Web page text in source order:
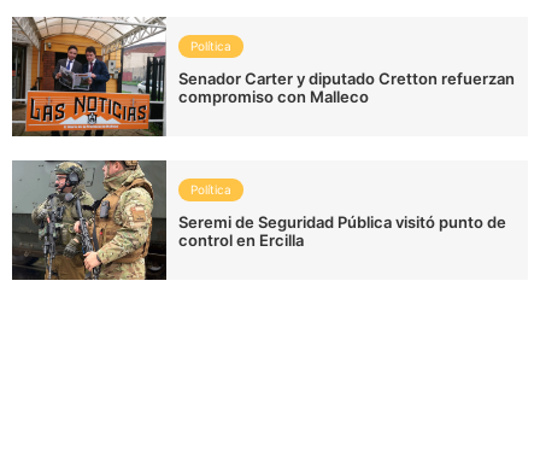
Política
Senador Carter y diputado Cretton refuerzan
compromiso con Malleco
Política
Seremi de Seguridad Pública visitó punto de
control en Ercilla